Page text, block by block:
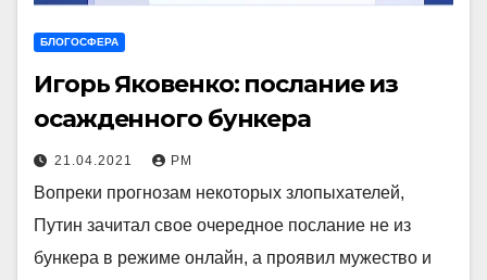
БЛОГОСФЕРА
Игорь Яковенко: послание из
осажденного бункера
21.04.2021 РМ
Вопреки прогнозам некоторых злопыхателей,
Путин зачитал свое очередное послание не из
бункера в режиме онлайн, а проявил мужество и